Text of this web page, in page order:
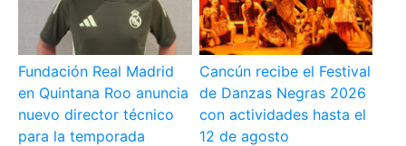
Fundación Real Madrid
en Quintana Roo anuncia
nuevo director técnico
para la temporada
Cancún recibe el Festival
de Danzas Negras 2026
con actividades hasta el
12 de agosto